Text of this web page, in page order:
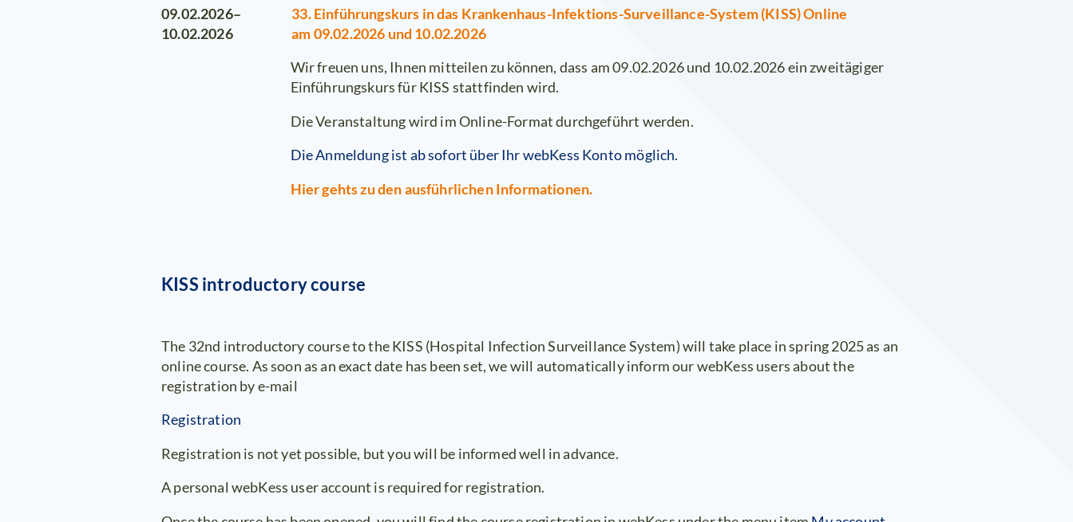
09.02.2026–
10.02.2026
33. Einführungskurs in das Krankenhaus-Infektions-Surveillance-System (KISS) Online
am 09.02.2026 und 10.02.2026
Wir freuen uns, Ihnen mitteilen zu können, dass am 09.02.2026 und 10.02.2026 ein zweitägiger
Einführungskurs für KISS stattfinden wird.
Die Veranstaltung wird im Online-Format durchgeführt werden.
Die Anmeldung ist ab sofort über Ihr webKess Konto möglich.
Hier gehts zu den ausführlichen Informationen.
KISS introductory course
The 32nd introductory course to the KISS (Hospital Infection Surveillance System) will take place in spring 2025 as an
online course. As soon as an exact date has been set, we will automatically inform our webKess users about the
registration by e-mail
Registration
Registration is not yet possible, but you will be informed well in advance.
A personal webKess user account is required for registration.